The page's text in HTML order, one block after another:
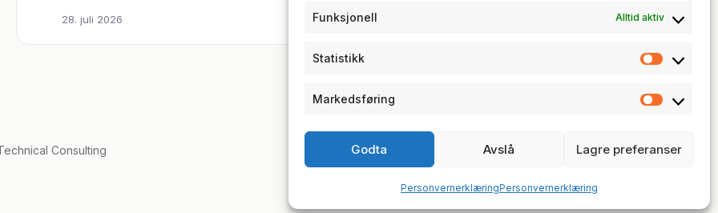
Funksjonell Alltid aktiv
Statistikk
Markedsføring
Godta Avslå Lagre preferanser
PersonvernerklæringPersonvernerklæring
28. juli 2026
Consulting
trosunit AS · NO 930 190 268 MVA
© 2026 · trosunit.no